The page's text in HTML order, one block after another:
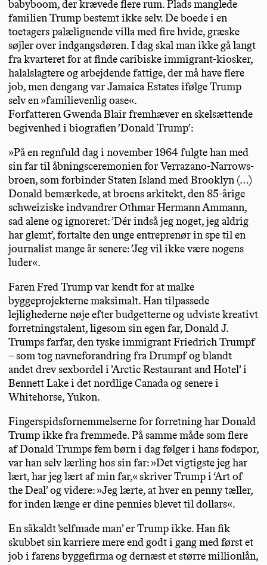
babyboom, der krævede flere rum. Plads manglede
familien Trump bestemt ikke selv. De boede i en
toetagers palælignende villa med fire hvide, græske
søjler over indgangsdøren. I dag skal man ikke gå langt
fra kvarteret for at finde caribiske immigrant-kiosker,
halalslagtere og arbejdende fattige, der må have flere
job, men dengang var Jamaica Estates ifølge Trump
selv en »familievenlig oase«.
Forfatteren Gwenda Blair fremhæver en skelsættende
begivenhed i biografien ’Donald Trump’:
»På en regnfuld dag i november 1964 fulgte han med
sin far til åbningsceremonien for Verrazano-Narrows-
broen, som forbinder Staten Island med Brooklyn (…)
Donald bemærkede, at broens arkitekt, den 85-årige
schweiziske indvandrer Othmar Hermann Ammann,
sad alene og ignoreret: ’Dér indså jeg noget, jeg aldrig
har glemt’, fortalte den unge entreprenør in spe til en
journalist mange år senere: ’Jeg vil ikke være nogens
luder«.
Faren Fred Trump var kendt for at malke
byggeprojekterne maksimalt. Han tilpassede
lejlighederne nøje efter budgetterne og udviste kreativt
forretningstalent, ligesom sin egen far, Donald J.
Trumps farfar, den tyske immigrant Friedrich Trumpf
– som tog navneforandring fra Drumpf og blandt
andet drev sexbordel i ’Arctic Restaurant and Hotel’ i
Bennett Lake i det nordlige Canada og senere i
Whitehorse, Yukon.
Fingerspidsfornemmelserne for forretning har Donald
Trump ikke fra fremmede. På samme måde som flere
af Donald Trumps fem børn i dag følger i hans fodspor,
var han selv lærling hos sin far: »Det vigtigste jeg har
lært, har jeg lært af min far,« skriver Trump i ‘Art of
the Deal’ og videre: »Jeg lærte, at hver en penny tæller,
for inden længe er dine pennies blevet til dollars«.
En såkaldt ’selfmade man’ er Trump ikke. Han fik
skubbet sin karriere mere end godt i gang med først et
job i farens byggefirma og dernæst et større millionlån,